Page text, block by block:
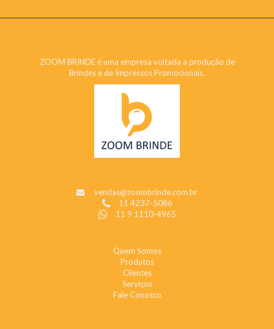
ZOOM BRINDE é uma empresa voltada a produção de
Brindes e de Impressos Promocionais.
vendas@zoombrinde.com.br
11 4237-5086
11 9 1110-4965
Quem Somos
Produtos
Clientes
Serviços
Fale Conosco